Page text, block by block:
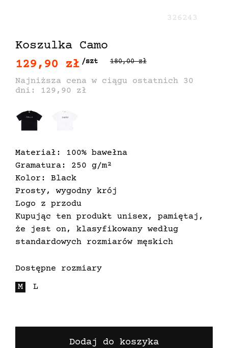
Koszulka Camo
326243
129,90 zł /szt 180,00 zł
Najniższa cena w ciągu ostatnich 30
dni: 129,90 zł
Materiał: 100% bawełna
Gramatura: 250 g/m²
Kolor: Black
Prosty, wygodny krój
Logo z przodu
Kupując ten produkt unisex, pamiętaj,
że jest on, klasyfikowany według
standardowych rozmiarów męskich
Dostępne rozmiary
M
L
Dodaj do koszyka